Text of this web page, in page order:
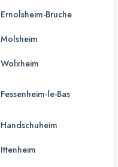
Ernolsheim-Bruche
Molsheim
Wolxheim
Fessenheim-le-Bas
Handschuheim
Ittenheim